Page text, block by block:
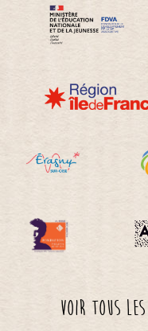
Voir tous